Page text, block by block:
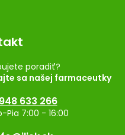
poradiť?
sa našej farmaceutky
633 266
Pia 7:00 - 16:00